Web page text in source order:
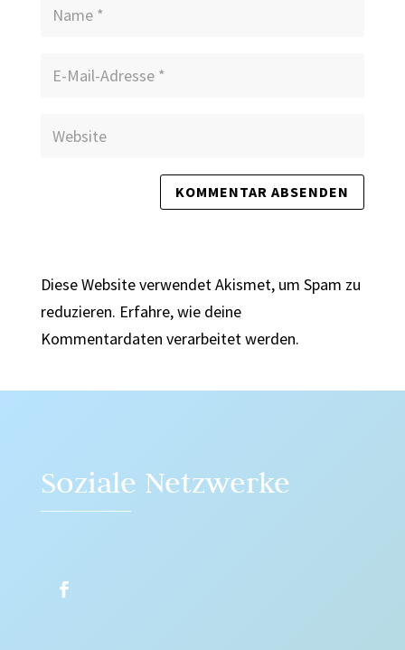
Diese Website verwendet Akismet, um Spam zu
reduzieren. Erfahre, wie deine
Kommentardaten verarbeitet werden.
Soziale Netzwerke